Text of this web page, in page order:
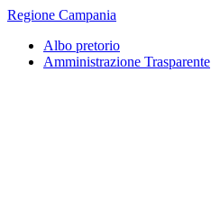
Regione Campania
Albo pretorio
Amministrazione Trasparente